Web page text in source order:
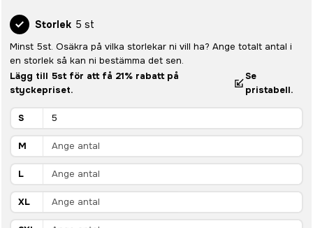
Storlek 5 st
Minst 5st. Osäkra på vilka storlekar ni vill ha? Ange totalt antal i
en storlek så kan ni bestämma det sen.
Lägg till 5st för att få 21% rabatt på
styckepriset.
Se
pristabell.
S
M
L
XL